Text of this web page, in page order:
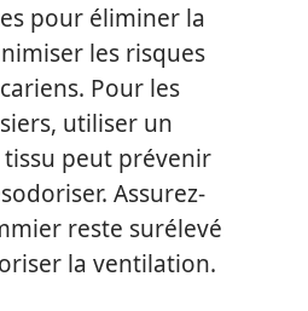
pour éliminer la
les risques
Pour les
utiliser un
peut prévenir
Assurez-
reste surélevé
la ventilation.